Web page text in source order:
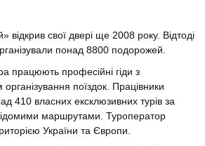
відкрив свої двері ще 2008 року. Відтоді
понад 8800 подорожей.
працюють професійні гіди з
поїздок. Працівники
410 власних ексклюзивних турів за
маршрутами. Туроператор
України та Європи.